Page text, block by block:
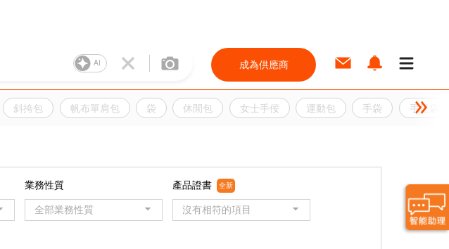
AI 成為供應商
斜挎包 帆布單肩包 袋 休閒包 女士手佞 運動包 手袋 手提袋
業務性質
全部業務性質
產品證書 全新
沒有相符的項目